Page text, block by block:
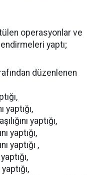
operasyonlar ve
yaptı;
düzenlenen
yaptığı,
yaptığı,
yaptığı,
yaptığı ,